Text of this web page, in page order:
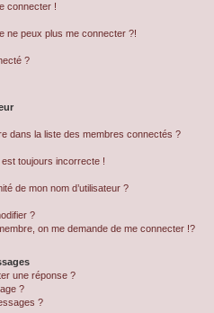
connecter !
ne peux plus me connecter ?!
?
dans la liste des membres connectés ?
est toujours incorrecte !
de mon nom d’utilisateur ?
?
on me demande de me connecter !?
une réponse ?
?
?